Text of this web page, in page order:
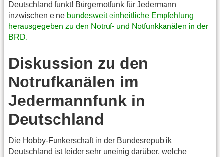
Deutschland funkt! Bürgernotfunk für Jedermann
inzwischen eine bundesweit einheitliche Empfehlung
herausgegeben zu den Notruf- und Notfunkkanälen in der
BRD.
Diskussion zu den
Notrufkanälen im
Jedermannfunk in
Deutschland
Die Hobby-Funkerschaft in der Bundesrepublik
Deutschland ist leider sehr uneinig darüber, welche